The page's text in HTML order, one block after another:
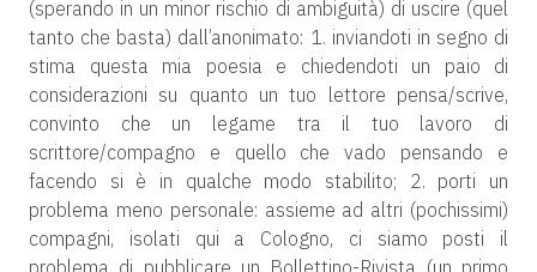
(sperando in un minor rischio di ambiguità) di uscire (quel
tanto che basta) dall’anonimato: 1. inviandoti in segno di
stima questa mia poesia e chiedendoti un paio di
considerazioni su quanto un tuo lettore pensa/scrive,
convinto che un legame tra il tuo lavoro di
scrittore/compagno e quello che vado pensando e
facendo si è in qualche modo stabilito; 2. porti un
problema meno personale: assieme ad altri (pochissimi)
compagni, isolati qui a Cologno, ci siamo posti il
problema di pubblicare un Bollettino-Rivista (un primo